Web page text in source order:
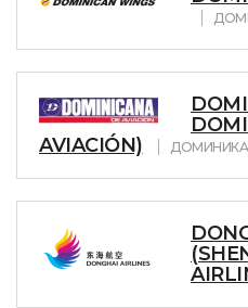
AVIACIÓN)